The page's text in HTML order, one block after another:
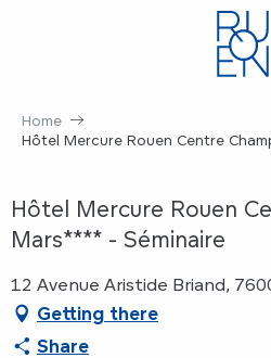
Home
Hôtel Mercure Rouen Centre
Hôtel Mercure Rouen
Mars**** - Séminaire
12 Avenue Aristide Briand,
Getting there
Share